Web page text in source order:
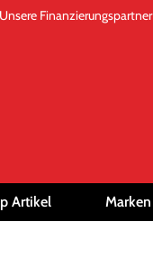
Unsere Finanzierungspartner
Artikel Marken